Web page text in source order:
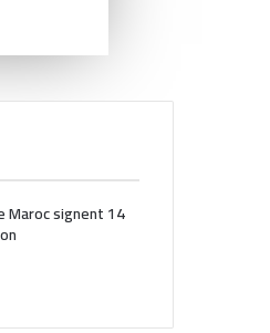
Maroc signent 14